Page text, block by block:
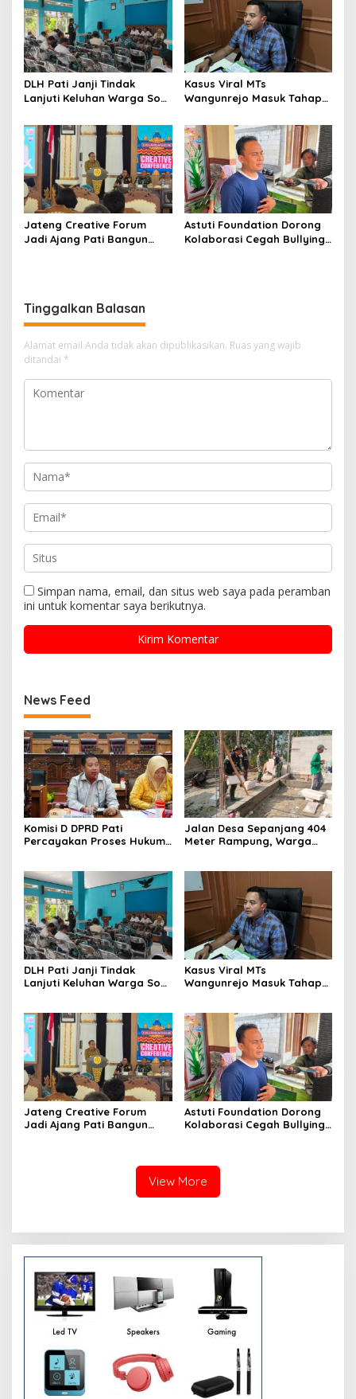
DLH Pati Janji Tindak
Lanjuti Keluhan Warga Soal
Kasus Viral MTs
Wangunrejo Masuk Tahap
Kumpulkan Alat Bukti
Jateng Creative Forum
Jadi Ajang Pati Bangun
Astuti Foundation Dorong
Kolaborasi Cegah Bullying
Tinggalkan Balasan
Alamat email Anda tidak akan dipublikasikan. Ruas yang wajib
ditandai *
Simpan nama, email, dan situs web saya pada peramban
ini untuk komentar saya berikutnya.
News Feed
Komisi D DPRD Pati
Percayakan Proses Hukum
Jalan Desa Sepanjang 404
Meter Rampung, Warga
DLH Pati Janji Tindak
Lanjuti Keluhan Warga Soal
Kasus Viral MTs
Wangunrejo Masuk Tahap
Jateng Creative Forum
Jadi Ajang Pati Bangun
Astuti Foundation Dorong
Kolaborasi Cegah Bullying
View More